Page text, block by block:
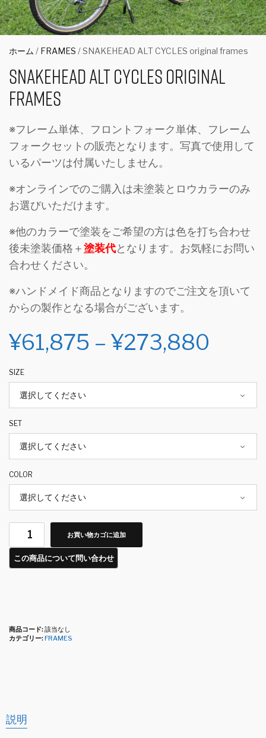
ホーム / FRAMES / SNAKEHEAD ALT CYCLES original frames
SNAKEHEAD ALT CYCLES original
frames
※フレーム単体、フロントフォーク単体、フレーム
フォークセットの販売となります。写真で使用して
いるパーツは付属いたしません。
※オンラインでのご購入は未塗装とロウカラーのみ
お選びいただけます。
※他のカラーで塗装をご希望の方は色を打ち合わせ
後未塗装価格＋塗装代となります。お気軽にお問い
合わせください。
※ハンドメイド商品となりますのでご注文を頂いて
からの製作となる場合がございます。
¥61,875 – ¥273,880
SIZE
SET
COLOR
お買い物カゴに追加
商品コード:該当なし
カテゴリー:FRAMES
説明